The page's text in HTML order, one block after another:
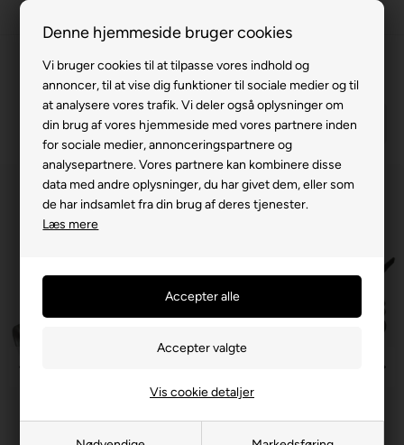
Denne hjemmeside bruger cookies
Vi bruger cookies til at tilpasse vores indhold og
annoncer, til at vise dig funktioner til sociale medier og til
at analysere vores trafik. Vi deler også oplysninger om
din brug af vores hjemmeside med vores partnere inden
for sociale medier, annonceringspartnere og
analysepartnere. Vores partnere kan kombinere disse
data med andre oplysninger, du har givet dem, eller som
de har indsamlet fra din brug af deres tjenester.
Læs mere
Vis cookie detaljer
Gratis levering v. køb for 799,-
Service hos dig
3 års garanti
63 15 00 00